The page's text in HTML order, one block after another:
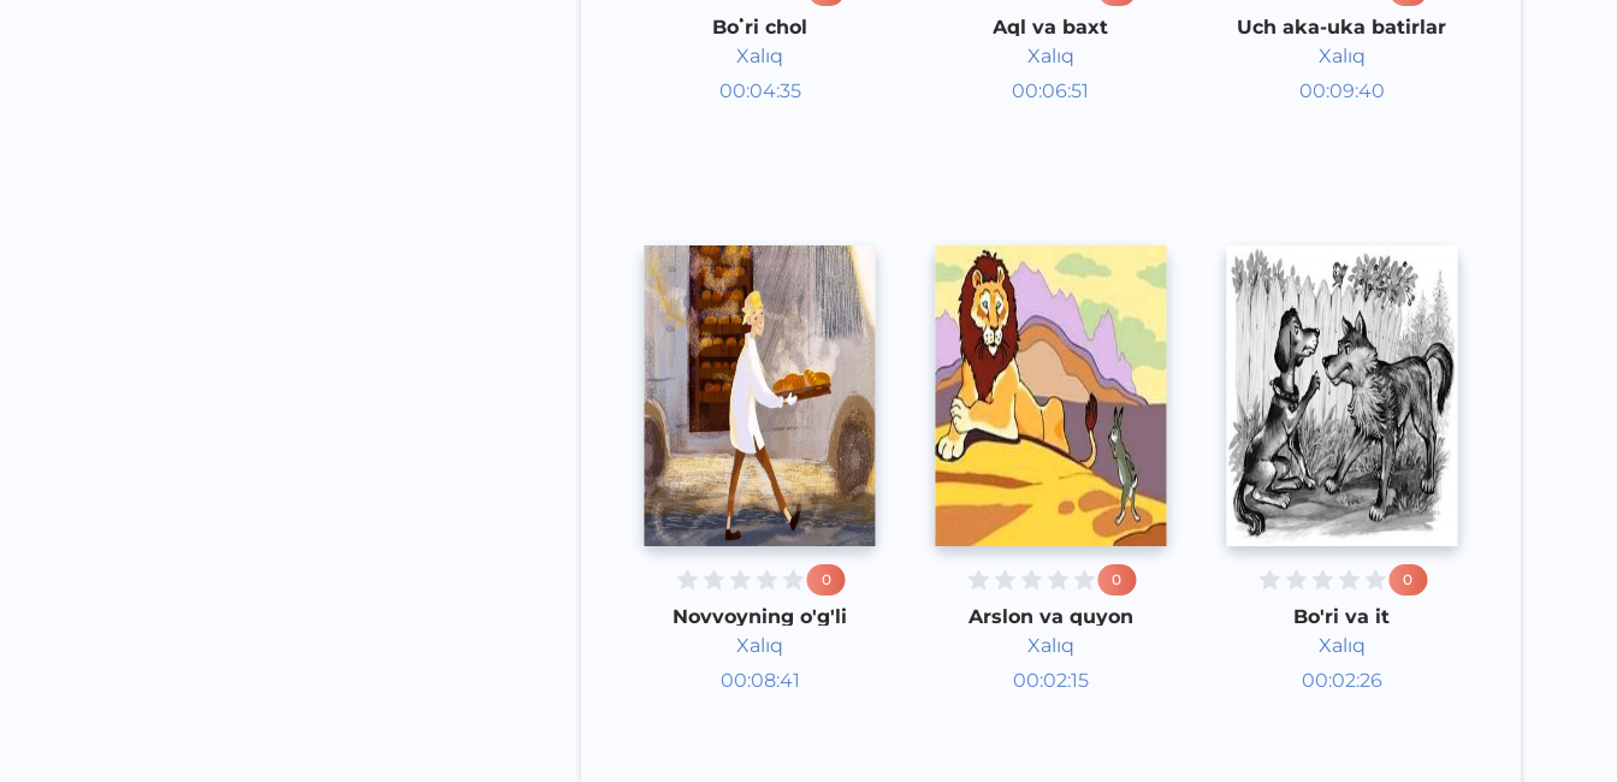
Boʻri chol
Xalıq
00:04:35
Audioertaklar
Aql va baxt
Xalıq
00:06:51
Audioertaklar
Uch aka-uka batirlar
Xalıq
00:09:40
Audioertaklar
0
Novvoyning o'g'li
Xalıq
00:08:41
Audioertaklar
0
Arslon va quyon
Xalıq
00:02:15
Audioertaklar
0
Bo'ri va it
Xalıq
00:02:26
Audioertaklar